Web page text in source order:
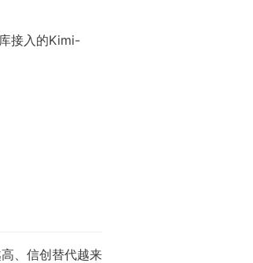
接入的Kimi-
、信创替代越来